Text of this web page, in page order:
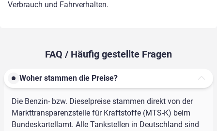
Verbrauch und Fahrverhalten.
FAQ / Häufig gestellte Fragen
Woher stammen die Preise?
Die Benzin- bzw. Dieselpreise stammen direkt von der
Markttransparenzstelle für Kraftstoffe (MTS-K) beim
Bundeskartellamt. Alle Tankstellen in Deutschland sind